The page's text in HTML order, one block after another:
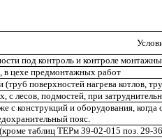
под контроль и контроле
цехе предмонтажных работ
поверхностей нагрева котлов,
с лесов, подмостей, при
с конструкций и оборудования,
пояс.
таблиц ТЕРм 39-02-015 поз.